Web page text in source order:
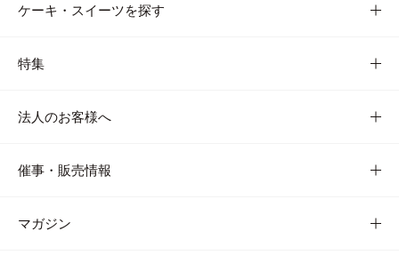
ケーキ・スイーツを探す
特集
法人のお客様へ
催事・販売情報
マガジン